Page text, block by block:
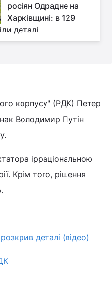
росіян Одрадне на
Харківщині: в 129
деталі
корпусу" (РДК) Петер
Володимир Путін
ірраціональною
Крім того, рішення
деталі (відео)